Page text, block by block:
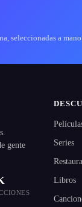
seleccionadas a
gente
Series
Libros